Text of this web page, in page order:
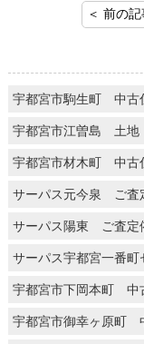
宇都宮市駒生町 中古
宇都宮市江曽島 土地
宇都宮市材木町 中古
サーパス元今泉 ご査
サーパス陽東 ご査定
サーパス宇都宮一番
宇都宮市下岡本町 中
宇都宮市御幸ヶ原町